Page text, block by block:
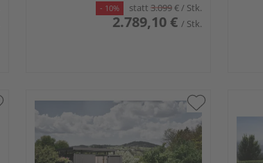
- 10% statt 3.099€/ Stk.
2.789,10 € / Stk.